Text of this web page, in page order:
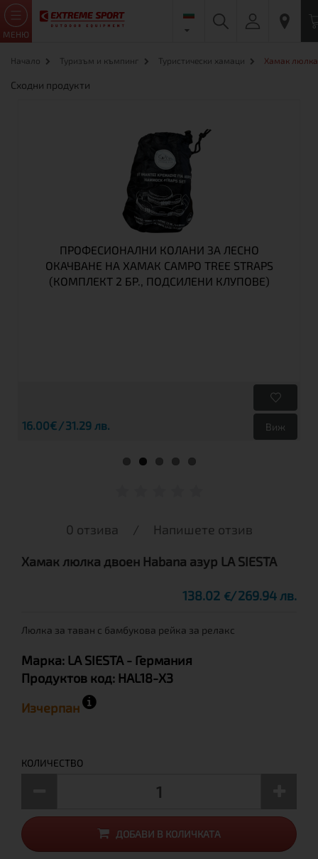
МЕНЮ
Начало Туризъм и къмпинг Туристически хамаци Хамак
Сходни продукти
ПРОФЕСИОНАЛНИ КОЛАНИ ЗА ЛЕСНО
ОКАЧВАНЕ НА ХАМАК CAMPO TREE STRAPS
(КОМПЛЕКТ 2 БР., ПОДСИЛЕНИ КЛУПОВЕ)
16.00€ 31.29 лв. Виж
0 отзива / Напишете отзив
Хамак люлка двоен Habana азур LA SIESTA
138.02 € 269.94 лв.
Люлка за таван с бамбукова рейка за релакс
Марка: LA SIESTA - Германия
Продуктов код: HAL18-X3
Изчерпан
КОЛИЧЕСТВО
ДОБАВИ В КОЛИЧКАТА